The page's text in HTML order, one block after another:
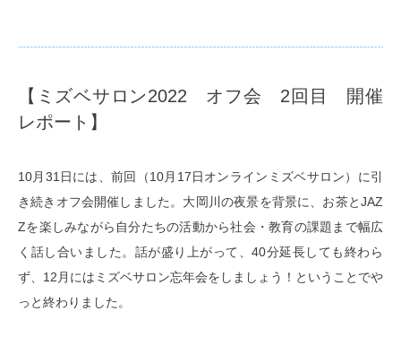
【ミズベサロン2022 オフ会 2回目 開催
レポート】
10月31日には、前回（10月17日オンラインミズベサロン）に引
き続きオフ会開催しました。大岡川の夜景を背景に、お茶とJAZ
Zを楽しみながら自分たちの活動から社会・教育の課題まで幅広
く話し合いました。話が盛り上がって、40分延長しても終わら
ず、12月にはミズベサロン忘年会をしましょう！ということでや
っと終わりました。